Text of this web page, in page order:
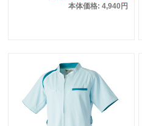
本体価格: 4,940円